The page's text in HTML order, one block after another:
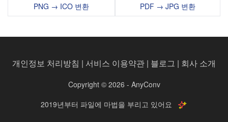
PNG → ICO 변환
PDF → JPG 변환
개인정보 처리방침 | 서비스 이용약관 | 블로그 | 회사 소개
Copyright © 2026 - AnyConv
2019년부터 파일에 마법을 부리고 있어요